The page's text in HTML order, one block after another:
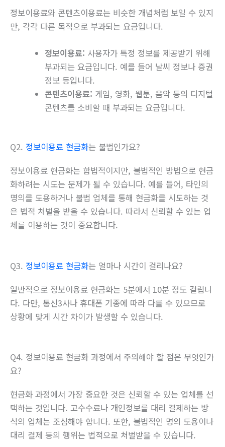
정보이용료와 콘텐츠이용료는 비슷한 개념처럼 보일 수 있지
만, 각각 다른 목적으로 부과되는 요금입니다.
정보이용료: 사용자가 특정 정보를 제공받기 위해
부과되는 요금입니다. 예를 들어 날씨 정보나 증권
정보 등입니다.
콘텐츠이용료: 게임, 영화, 웹툰, 음악 등의 디지털
콘텐츠를 소비할 때 부과되는 요금입니다.
Q2. 정보이용료 현금화는 불법인가요?
정보이용료 현금화는 합법적이지만, 불법적인 방법으로 현금
화하려는 시도는 문제가 될 수 있습니다. 예를 들어, 타인의
명의를 도용하거나 불법 업체를 통해 현금화를 시도하는 것
은 법적 처벌을 받을 수 있습니다. 따라서 신뢰할 수 있는 업
체를 이용하는 것이 중요합니다.
Q3. 정보이용료 현금화는 얼마나 시간이 걸리나요?
일반적으로 정보이용료 현금화는 5분에서 10분 정도 걸립니
다. 다만, 통신3사나 휴대폰 기종에 따라 다를 수 있으므로
상황에 맞게 시간 차이가 발생할 수 있습니다.
Q4. 정보이용료 현금화 과정에서 주의해야 할 점은 무엇인가
요?
현금화 과정에서 가장 중요한 것은 신뢰할 수 있는 업체를 선
택하는 것입니다. 고수수료나 개인정보를 대리 결제하는 방
식의 업체는 조심해야 합니다. 또한, 불법적인 명의 도용이나
대리 결제 등의 행위는 법적으로 처벌받을 수 있습니다.